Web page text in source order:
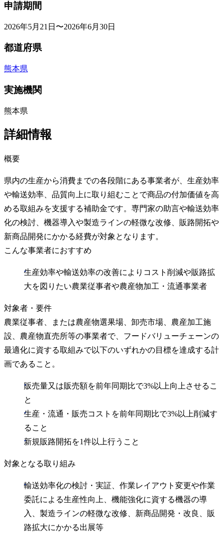
申請期間
2026年5月21日〜2026年6月30日
都道府県
熊本県
実施機関
熊本県
詳細情報
概要
県内の生産から消費までの各段階にある事業者が、生産効率
や輸送効率、品質向上に取り組むことで商品の付加価値を高
める取組みを支援する補助金です。専門家の助言や輸送効率
化の検討、機器導入や製造ラインの軽微な改修、販路開拓や
新商品開発にかかる経費が対象となります。
こんな事業者におすすめ
生産効率や輸送効率の改善によりコスト削減や販路拡
大を図りたい農業従事者や農産物加工・流通事業者
対象者・要件
農業従事者、または農産物選果場、卸売市場、農産加工施
設、農産物直売所等の事業者で、フードバリューチェーンの
最適化に資する取組みで以下のいずれかの目標を達成する計
画であること。
販売量又は販売額を前年同期比で3%以上向上させるこ
と
生産・流通・販売コストを前年同期比で3%以上削減す
ること
新規販路開拓を1件以上行うこと
対象となる取り組み
輸送効率化の検討・実証、作業レイアウト変更や作業
委託による生産性向上、機能強化に資する機器の導
入、製造ラインの軽微な改修、新商品開発・改良、販
路拡大にかかる出展等